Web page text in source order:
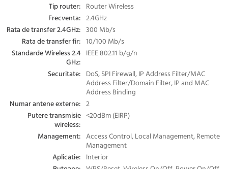
Tip router: Router Wireless
Frecventa: 2.4GHz
Rata de transfer 2.4GHz: 300 Mb/s
Rata de transfer fir: 10/100 Mb/s
Standarde Wireless 2.4
GHz:
IEEE 802.11 b/g/n
Securitate: DoS, SPI Firewall, IP Address Filter/MAC
Address Filter/Domain Filter, IP and MAC
Address Binding
Numar antene externe: 2
Putere transmisie
wireless:
<20dBm (EIRP)
Management: Access Control, Local Management, Remote
Management
Aplicatie: Interior